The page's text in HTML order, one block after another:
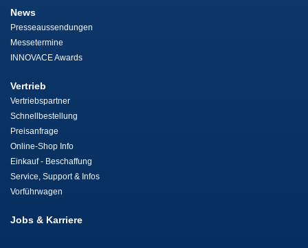
News
Presseaussendungen
Messetermine
INNOVACE Awards
Vertrieb
Vertriebspartner
Schnellbestellung
Preisanfrage
Online-Shop Info
Einkauf - Beschaffung
Service, Support & Infos
Vorführwagen
Jobs & Karriere